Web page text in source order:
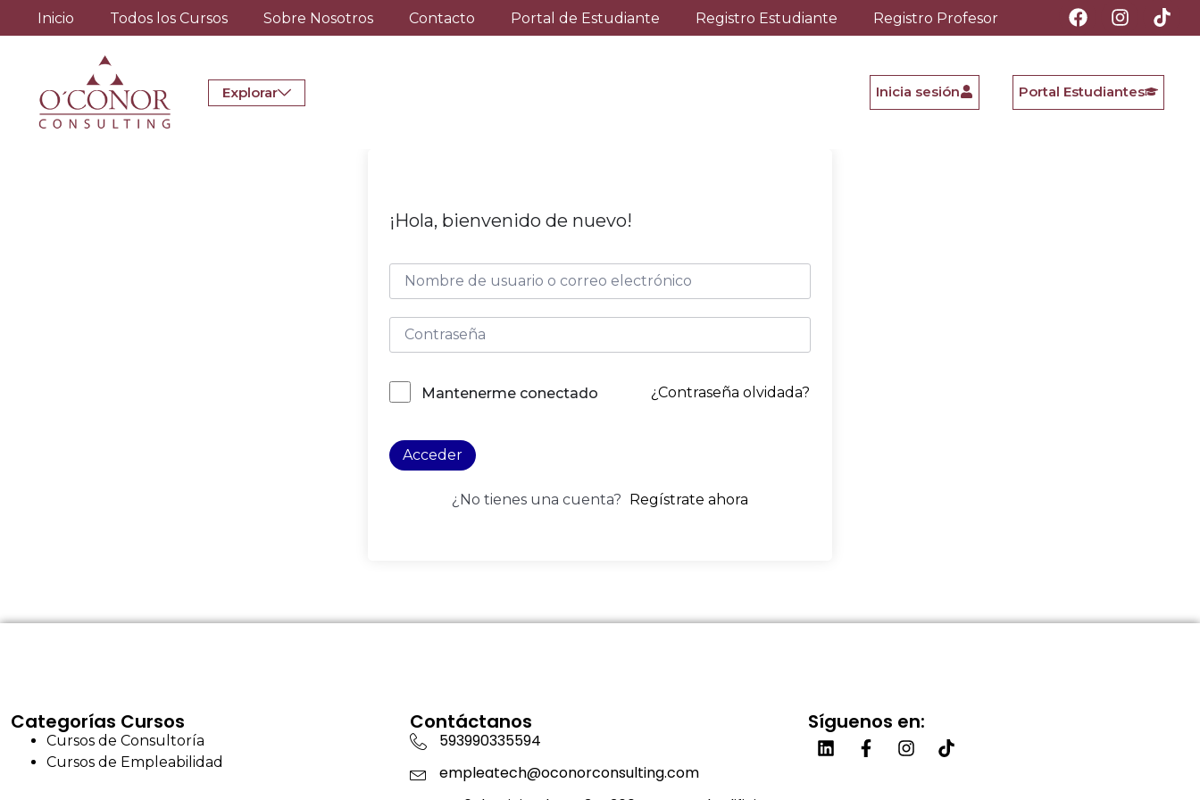
Inicio Todos los Cursos Sobre Nosotros Contacto Portal de Estudiante Registro Estudiante Registro Profesor
Explorar Inicia sesión Portal Estudiantes
¡Hola, bienvenido de nuevo!
Mantenerme conectado ¿Contraseña olvidada?
Acceder
¿No tienes una cuenta? Regístrate ahora
Categorías Cursos
Cursos de Consultoría
Cursos de Empleabilidad
Contáctanos
593990335594
empleatech@oconorconsulting.com
Síguenos en: